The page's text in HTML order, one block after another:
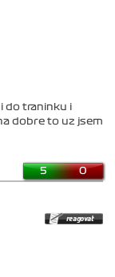
do traninku i
dobre to uz jsem
5 0